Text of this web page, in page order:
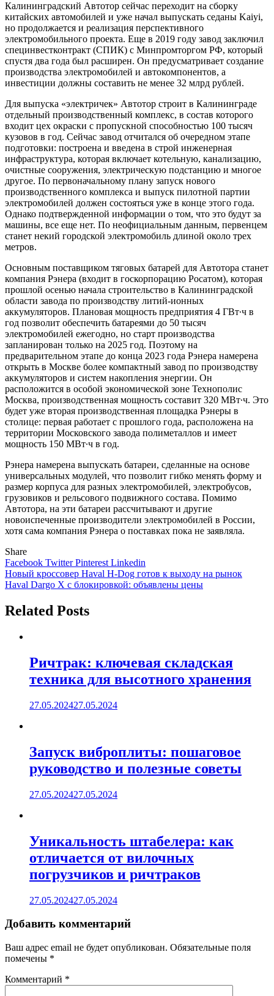
Калининградский Автотор сейчас переходит на сборку
китайских автомобилей и уже начал выпускать седаны Kaiyi,
но продолжается и реализация перспективного
электромобильного проекта. Еще в 2019 году завод заключил
специнвестконтракт (СПИК) с Минпромторгом РФ, который
спустя два года был расширен. Он предусматривает создание
производства электромобилей и автокомпонентов, а
инвестиции должны составить не менее 32 млрд рублей.
Для выпуска «электричек» Автотор строит в Калининграде
отдельный производственный комплекс, в состав которого
входит цех окраски с пропускной способностью 100 тысяч
кузовов в год. Сейчас завод отчитался об очередном этапе
подготовки: построена и введена в строй инженерная
инфраструктура, которая включает котельную, канализацию,
очистные сооружения, электрическую подстанцию и многое
другое. По первоначальному плану запуск нового
производственного комплекса и выпуск пилотной партии
электромобилей должен состояться уже в конце этого года.
Однако подтвержденной информации о том, что это будут за
машины, все еще нет. По неофициальным данным, первенцем
станет некий городской электромобиль длиной около трех
метров.
Основным поставщиком тяговых батарей для Автотора станет
компания Рэнера (входит в госкорпорацию Росатом), которая
прошлой осенью начала строительство в Калининградской
области завода по производству литий-ионных
аккумуляторов. Плановая мощность предприятия 4 ГВт∙ч в
год позволит обеспечить батареями до 50 тысяч
электромобилей ежегодно, но старт производства
запланирован только на 2025 год. Поэтому на
предварительном этапе до конца 2023 года Рэнера намерена
открыть в Москве более компактный завод по производству
аккумуляторов и систем накопления энергии. Он
расположится в особой экономической зоне Технополис
Москва, производственная мощность составит 320 МВт∙ч. Это
будет уже вторая производственная площадка Рэнеры в
столице: первая работает с прошлого года, расположена на
территории Московского завода полиметаллов и имеет
мощность 150 МВт∙ч в год.
Рэнера намерена выпускать батареи, сделанные на основе
универсальных модулей, что позволит гибко менять форму и
размер корпуса для разных электромобилей, электробусов,
грузовиков и рельсового подвижного состава. Помимо
Автотора, на эти батареи рассчитывают и другие
новоиспеченные производители электромобилей в России,
хотя сама компания Рэнера о поставках пока не заявляла.
Share
Facebook TwitterPinterestLinkedin
Навигация
по
записям
Новый кроссовер Haval H-Dog готов к выходу на рынок
Haval Dargo X с блокировкой: объявлены цены
Related Posts
Ричтрак: ключевая складская
техника для высотного хранения
27.05.202427.05.2024
Запуск виброплиты: пошаговое
руководство и полезные советы
27.05.202427.05.2024
Уникальность штабелера: как
отличается от вилочных
погрузчиков и ричтраков
27.05.202427.05.2024
Добавить комментарий
Ваш адрес email не будет опубликован. Обязательные поля
помечены *
Комментарий *